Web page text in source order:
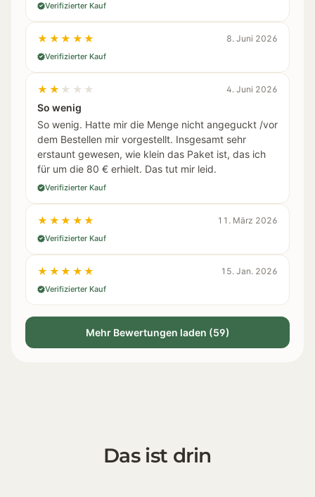
Verifizierter Kauf
★★★★★ 8. Juni 2026
Verifizierter Kauf
★★★★★ 4. Juni 2026
So wenig
So wenig. Hatte mir die Menge nicht angeguckt /vor
dem Bestellen mir vorgestellt. Insgesamt sehr
erstaunt gewesen, wie klein das Paket ist, das ich
für um die 80 € erhielt. Das tut mir leid.
Verifizierter Kauf
★★★★★ 11. März 2026
Verifizierter Kauf
★★★★★ 15. Jan. 2026
Verifizierter Kauf
Mehr Bewertungen laden (59)
Das ist drin